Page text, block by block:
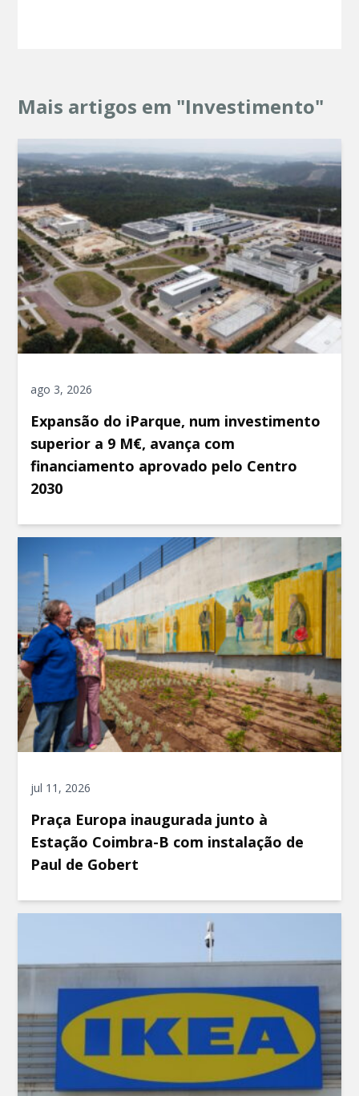
Mais artigos em "Investimento"
ago 3, 2026
Expansão do iParque, num investimento
superior a 9 M€, avança com
financiamento aprovado pelo Centro
2030
jul 11, 2026
Praça Europa inaugurada junto à
Estação Coimbra-B com instalação de
Paul de Gobert